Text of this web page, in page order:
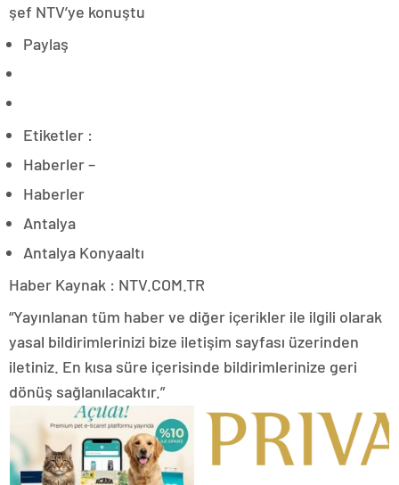
şef NTV’ye konuştu
Paylaş
Etiketler :
Haberler –
Haberler
Antalya
Antalya Konyaaltı
Haber Kaynak : NTV.COM.TR
“Yayınlanan tüm haber ve diğer içerikler ile ilgili olarak
yasal bildirimlerinizi bize iletişim sayfası üzerinden
iletiniz. En kısa süre içerisinde bildirimlerinize geri
dönüş sağlanılacaktır.”